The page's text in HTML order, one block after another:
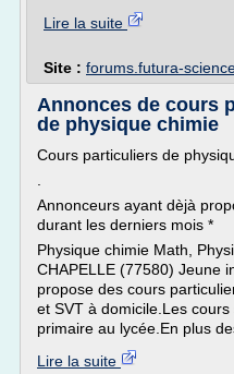
Lire la suite
Site : forums.futura-
Annonces de cours
de physique chimie
Cours particuliers de
Annonceurs ayant dèjà
durant les derniers mois *
Physique chimie Math,
CHAPELLE (77580) Jeune
propose des cours
et SVT à domicile.Les
primaire au lycée.En plus
Lire la suite